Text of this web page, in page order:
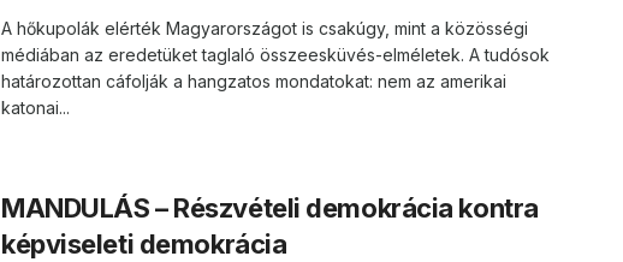
A hőkupolák elérték Magyarországot is csakúgy, mint a közösségi
médiában az eredetüket taglaló összeesküvés-elméletek. A tudósok
határozottan cáfolják a hangzatos mondatokat: nem az amerikai
katonai...
MANDULÁS – Részvételi demokrácia kontra
képviseleti demokrácia